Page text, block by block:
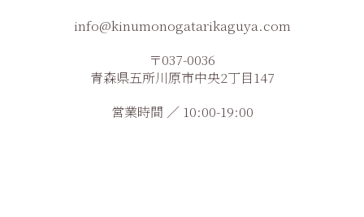
info@kinumonogatarikaguya.com
〒037-0036
青森県五所川原市中央2丁目147
営業時間 ／ 10:00-19:00